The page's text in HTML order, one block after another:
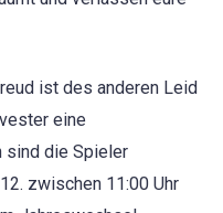
ist des anderen Leid
eine
sind die Spieler
zwischen 11:00 Uhr